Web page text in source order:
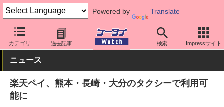
Powered by Translate
カテゴリ 過去記事 検索 Impressサイト
ケータイ Watch アプリ・サービス 決済/金融
ニュース
楽天ペイ、熊本・長崎・大分のタクシーで利用可
能に